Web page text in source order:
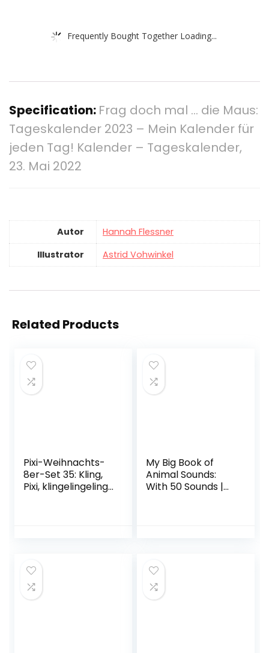
Frequently Bought Together Loading...
Specification: Frag doch mal … die Maus:
Tageskalender 2023 – Mein Kalender für
jeden Tag! Kalender – Tageskalender,
23. Mai 2022
Autor
Hannah Flessner
Illustrator
Astrid Vohwinkel
Related Products
Pixi-Weihnachts-
8er-Set 35: Kling,
Pixi, klingelingeling
My Big Book of
Animal Sounds:
With 50 Sounds |